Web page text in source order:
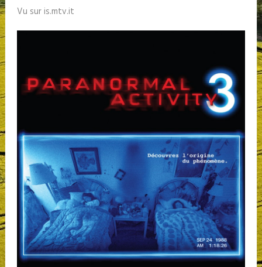
Vu sur is.mtv.it